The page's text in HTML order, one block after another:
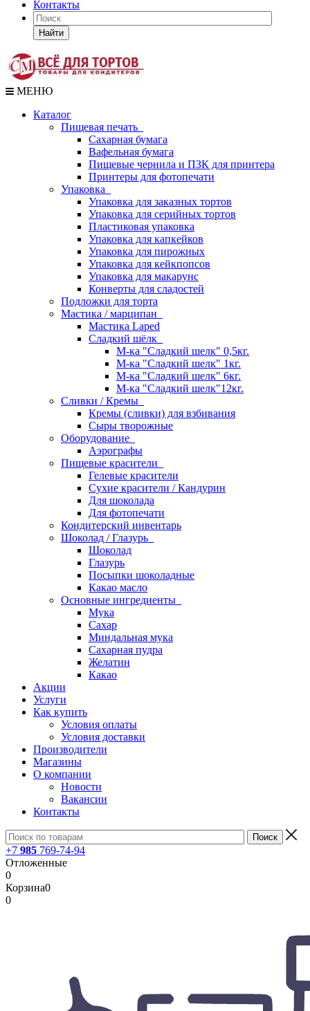
Контакты
Найти
МЕНЮ
Каталог
Пищевая печать
Сахарная бумага
Вафельная бумага
Пищевые чернила и ПЗК для принтера
Принтеры для фотопечати
Упаковка
Упаковка для заказных тортов
Упаковка для серийных тортов
Пластиковая упаковка
Упаковка для капкейков
Упаковка для пирожных
Упаковка для кейкпопсов
Упаковка для макарунс
Конверты для сладостей
Подложки для торта
Мастика / марципан
Мастика Laped
Сладкий шёлк
М-ка "Сладкий шелк" 0,5кг.
М-ка "Сладкий шелк" 1кг.
М-ка "Сладкий шелк" 6кг.
М-ка "Сладкий шелк"12кг.
Сливки / Кремы
Кремы (сливки) для взбивания
Сыры творожные
Оборудование
Аэрографы
Пищевые красители
Гелевые красители
Сухие красители / Кандурин
Для шоколада
Для фотопечати
Кондитерский инвентарь
Шоколад / Глазурь
Шоколад
Глазурь
Посыпки шоколадные
Какао масло
Основные ингредиенты
Мука
Сахар
Миндальная мука
Сахарная пудра
Желатин
Какао
Акции
Услуги
Как купить
Условия оплаты
Условия доставки
Производители
Магазины
О компании
Новости
Вакансии
Контакты
+7 985 769-74-94
Отложенные
0
Корзина0
0